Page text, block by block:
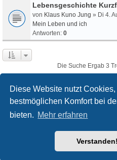
Diese Website nutzt
bestmöglichen Komfort bei
bieten. Mehr erfahren
Verstanden!
Lebensgeschichte
von Klaus Kuno Jung » Di 4.
Mein Leben und ich
Antworten: 0
Die Suche Ergab 3
Foren-Übersicht Kontakt
® Forum Software © phpBB
phpBB.de
created by INVENTEA &